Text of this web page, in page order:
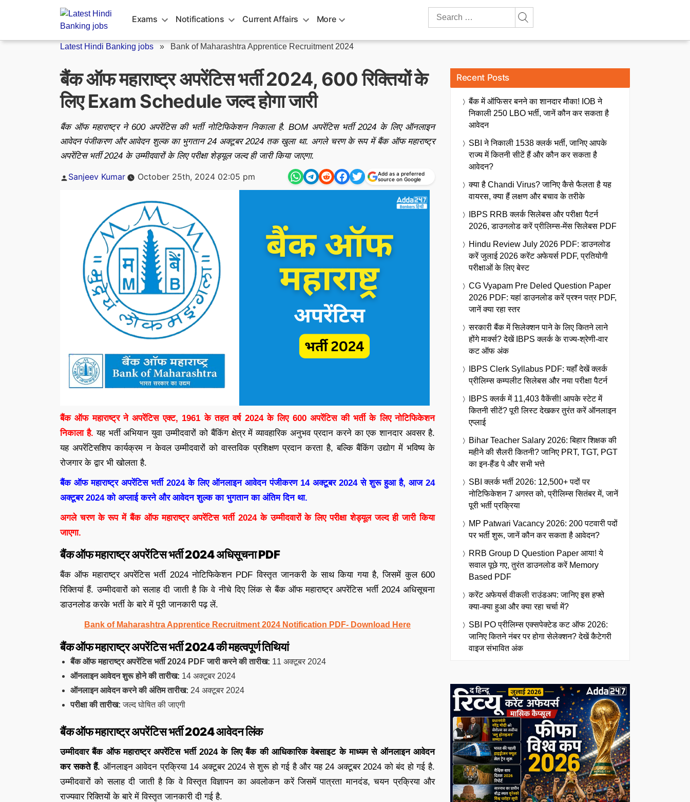
Exams Notifications Current Affairs More
Search
Latest Hindi Banking jobs » Bank of Maharashtra Apprentice Recruitment 2024
बैंक ऑफ महाराष्ट्र अपरेंटिस भर्ती 2024, 600 रिक्तियों के
लिए Exam Schedule जल्द होगा जारी
बैंक ऑफ महाराष्ट्र ने 600 अपरेंटिस की भर्ती नोटिफिकेशन निकाला है. BOM अपरेंटिस भर्ती 2024 के लिए ऑनलाइन
आवेदन पंजीकरण और आवेदन शुल्क का भुगतान 24 अक्टूबर 2024 तक खुला था. अगले चरण के रूप में बैंक ऑफ महाराष्ट्र
अपरेंटिस भर्ती 2024 के उम्मीदवारों के लिए परीक्षा शेड्यूल जल्द ही जारी किया जाएगा.
Posted
Sanjeev Kumar October 25th, 2024 02:05 pm
Add as a preferred
source on Google
बैंक ऑफ महाराष्ट्र ने अपरेंटिस एक्ट, 1961 के तहत वर्ष 2024 के लिए 600 अपरेंटिस की भर्ती के लिए नोटिफिकेशन
निकाला है. यह भर्ती अभियान युवा उम्मीदवारों को बैंकिंग क्षेत्र में व्यावहारिक अनुभव प्रदान करने का एक शानदार अवसर है.
यह अपरेंटिसशिप कार्यक्रम न केवल उम्मीदवारों को वास्तविक प्रशिक्षण प्रदान करता है, बल्कि बैंकिंग उद्योग में भविष्य के
रोजगार के द्वार भी खोलता है.
बैंक ऑफ महाराष्ट्र अपरेंटिस भर्ती 2024 के लिए ऑनलाइन आवेदन पंजीकरण 14 अक्टूबर 2024 से शुरू हुआ है, आज 24
अक्टूबर 2024 को अप्लाई करने और आवेदन शुल्क का भुगतान का अंतिम दिन था.
अगले चरण के रूप में बैंक ऑफ महाराष्ट्र अपरेंटिस भर्ती 2024 के उम्मीदवारों के लिए परीक्षा शेड्यूल जल्द ही जारी किया
जाएगा.
बैंक ऑफ महाराष्ट्र अपरेंटिस भर्ती 2024 अधिसूचना PDF
बैंक ऑफ महाराष्ट्र अपरेंटिस भर्ती 2024 नोटिफिकेशन PDF विस्तृत जानकरी के साथ किया गया है, जिसमें कुल 600
रिक्तियां हैं. उम्मीदवारों को सलाह दी जाती है कि वे नीचे दिए लिंक से बैंक ऑफ महाराष्ट्र अपरेंटिस भर्ती 2024 अधिसूचना
डाउनलोड करके भर्ती के बारे में पूरी जानकारी पढ़ लें.
Bank of Maharashtra Apprentice Recruitment 2024 Notification PDF- Download Here
बैंक ऑफ महाराष्ट्र अपरेंटिस भर्ती 2024 की महत्वपूर्ण तिथियां
बैंक ऑफ महाराष्ट्र अपरेंटिस भर्ती 2024 PDF जारी करने की तारीख: 11 अक्टूबर 2024
ऑनलाइन आवेदन शुरू होने की तारीख: 14 अक्टूबर 2024
ऑनलाइन आवेदन करने की अंतिम तारीख: 24 अक्टूबर 2024
परीक्षा की तारीख: जल्द घोषित की जाएगी
बैंक ऑफ महाराष्ट्र अपरेंटिस भर्ती 2024 आवेदन लिंक
उम्मीदवार बैंक ऑफ महाराष्ट्र अपरेंटिस भर्ती 2024 के लिए बैंक की आधिकारिक वेबसाइट के माध्यम से ऑनलाइन आवेदन
कर सकते हैं. ऑनलाइन आवेदन प्रक्रिया 14 अक्टूबर 2024 से शुरू हो गई है और यह 24 अक्टूबर 2024 को बंद हो गई है.
उम्मीदवारों को सलाह दी जाती है कि वे विस्तृत विज्ञापन का अवलोकन करें जिसमें पात्रता मानदंड, चयन प्रक्रिया और
राज्यवार रिक्तियों के बारे में विस्तृत जानकारी दी गई है.
Recent Posts
बैंक में ऑफिसर बनने का शानदार मौका! IOB ने
निकाली 250 LBO भर्ती, जानें कौन कर सकता है
आवेदन
SBI ने निकाली 1538 क्लर्क भर्ती, जानिए आपके
राज्य में कितनी सीटें हैं और कौन कर सकता है
आवेदन?
क्या है Chandi Virus? जानिए कैसे फैलता है यह
वायरस, क्या हैं लक्षण और बचाव के तरीके
IBPS RRB क्लर्क सिलेबस और परीक्षा पैटर्न
2026, डाउनलोड करें प्रीलिम्स-मेंस सिलेबस PDF
Hindu Review July 2026 PDF: डाउनलोड
करें जुलाई 2026 करेंट अफेयर्स PDF, प्रतियोगी
परीक्षाओं के लिए बेस्ट
CG Vyapam Pre Deled Question Paper
2026 PDF: यहां डाउनलोड करें प्रश्न पत्र PDF,
जानें क्या रहा स्तर
सरकारी बैंक में सिलेक्शन पाने के लिए कितने लाने
होंगे मार्क्स? देखें IBPS क्लर्क के राज्य-श्रेणी-वार
कट ऑफ अंक
IBPS Clerk Syllabus PDF: यहाँ देखें क्लर्क
प्रीलिम्स कम्पलीट सिलेबस और नया परीक्षा पैटर्न
IBPS क्लर्क में 11,403 वैकेंसी! आपके स्टेट में
कितनी सीटें? पूरी लिस्ट देखकर तुरंत करें ऑनलाइन
एप्लाई
Bihar Teacher Salary 2026: बिहार शिक्षक की
महीने की सैलरी कितनी? जानिए PRT, TGT, PGT
का इन-हैंड पे और सभी भत्ते
SBI क्लर्क भर्ती 2026: 12,500+ पदों पर
नोटिफिकेशन 7 अगस्त को, प्रीलिम्स सितंबर में, जानें
पूरी भर्ती प्रक्रिया
MP Patwari Vacancy 2026: 200 पटवारी पदों
पर भर्ती शुरू, जानें कौन कर सकता है आवेदन?
RRB Group D Question Paper आया! ये
सवाल पूछे गए, तुरंत डाउनलोड करें Memory
Based PDF
करेंट अफेयर्स वीकली राउंडअप: जानिए इस हफ्ते
क्या-क्या हुआ और क्या रहा चर्चा में?
SBI PO प्रीलिम्स एक्सपेक्टेड कट ऑफ 2026:
जानिए कितने नंबर पर होगा सेलेक्शन? देखें कैटेगरी
वाइज संभावित अंक